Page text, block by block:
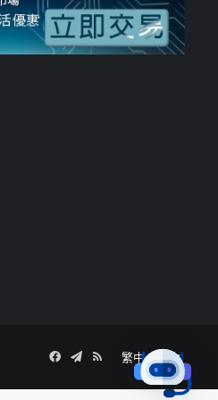
繁中 簡中
Facebook
Telegram
RSS